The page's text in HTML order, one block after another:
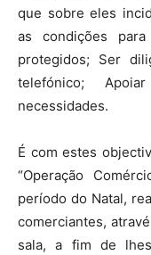
que sobre eles
as condições
protegidos; Ser
telefónico;
necessidades.
É com estes
“Operação
período do Natal,
comerciantes,
sala, a fim de